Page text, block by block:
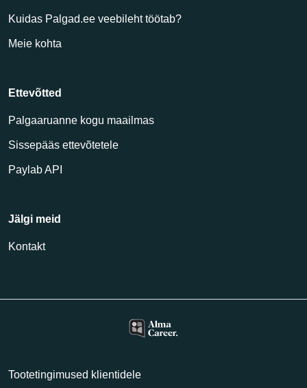
Kuidas Palgad.ee veebileht töötab?
Meie kohta
Ettevõtted
Palgaaruanne kogu maailmas
Sissepääs ettevõtetele
Paylab API
Jälgi meid
Kontakt
Tootetingimused klientidele